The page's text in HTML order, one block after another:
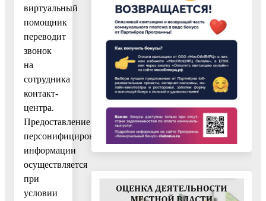
виртуальный
помощник
переводит
звонок
на
сотрудника
контакт-
центра.
Предоставление
персонифицированной
информации
осуществляется
при
условии